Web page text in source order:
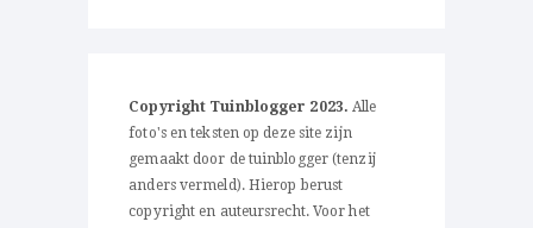
Copyright Tuinblogger 2023. Alle
foto's en teksten op deze site zijn
gemaakt door de tuinblogger (tenzij
anders vermeld). Hierop berust
copyright en auteursrecht. Voor het